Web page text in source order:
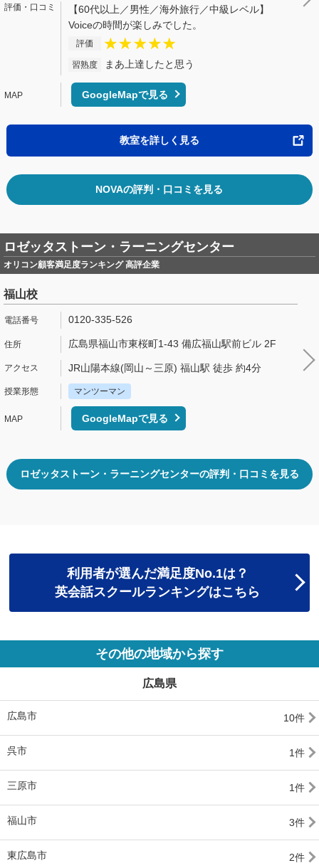
【60代以上／男性／海外旅行／中級レベル】
Voiceの時間が楽しみでした。
評価
習熟度 まあ上達したと思う
GoogleMapで見る
教室を詳しく見る
NOVAの評判・口コミを見る
ロゼッタストーン・ラーニングセンター
オリコン顧客満足度ランキング 高評企業
福山校
0120-335-526
広島県福山市東桜町1-43 備広福山駅前ビル 2F
JR山陽本線(岡山～三原) 福山駅 徒歩 約4分
マンツーマン
GoogleMapで見る
ロゼッタストーン・ラーニングセンターの評判・口コミを見る
利用者が選んだ満足度No.1は？
英会話スクールランキングはこちら
その他の地域から探す
広島県
広島市 10件
呉市 1件
三原市 1件
福山市 3件
東広島市 2件